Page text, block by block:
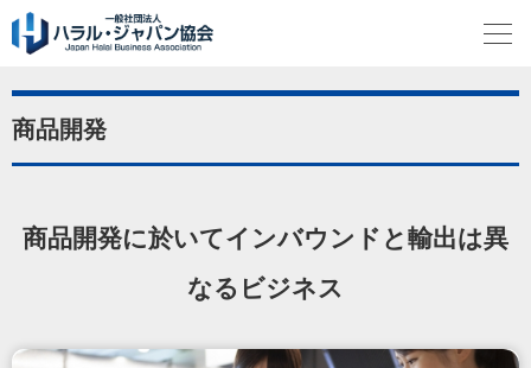
商品開発
商品開発に於いてインバウンドと輸出は異
なるビジネス